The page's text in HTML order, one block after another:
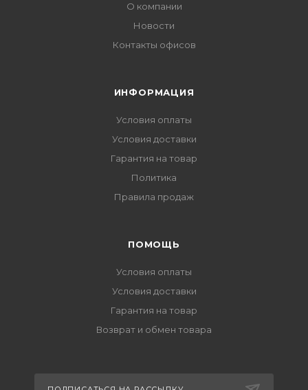
О компании
Новости
Контакты офисов
ИНФОРМАЦИЯ
Условия оплаты
Условия доставки
Гарантия на товар
Политика
Правила продаж
ПОМОЩЬ
Условия оплаты
Условия доставки
Гарантия на товар
Возврат и обмен товара